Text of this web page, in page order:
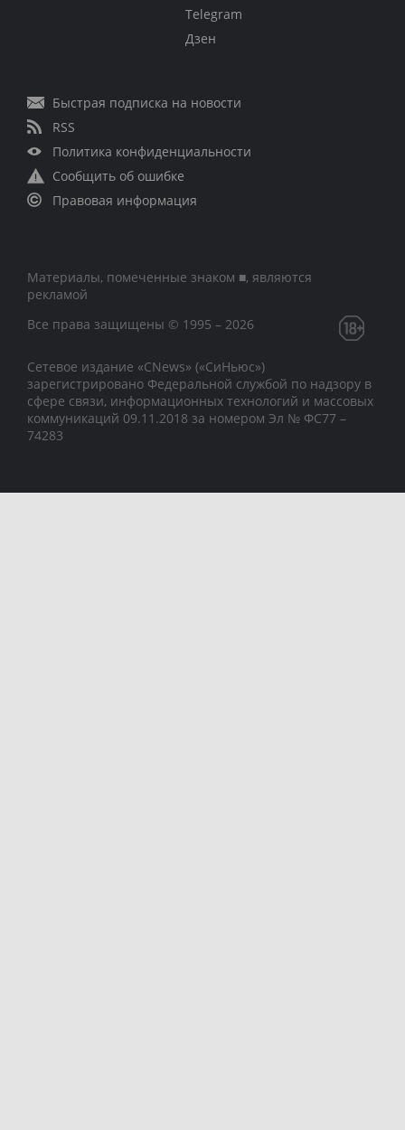
Telegram
Дзен
Быстрая подписка на новости
RSS
Политика конфиденциальности
Сообщить об ошибке
Правовая информация
Материалы, помеченные знаком ■, являются
рекламой
Все права защищены © 1995 – 2026
Сетевое издание «CNews» («СиНьюс»)
зарегистрировано Федеральной службой по надзору в
сфере связи, информационных технологий и массовых
коммуникаций 09.11.2018 за номером Эл № ФС77 –
74283